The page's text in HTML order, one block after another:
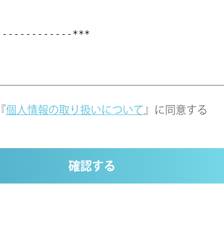
『個人情報の取り扱いについて 』に 同意する
確認する